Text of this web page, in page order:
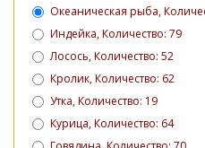
Океаническая рыба,
Индейка, Количество: 79
Лосось, Количество: 52
Кролик, Количество: 62
Утка, Количество: 19
Курица, Количество: 64